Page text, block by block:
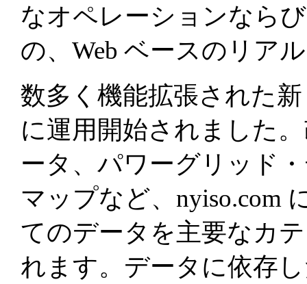
なオペレーションなら
の、Web ベースのリア
数多く機能拡張された
に運用開始されました
ータ、パワーグリッド
マップなど、nyiso.com
てのデータを主要なカ
れます。データに依存